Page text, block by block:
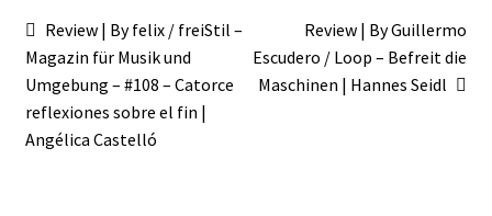
Beitragsnavigation
Vorheriger
Beitrag:
Review | By felix / freiStil –
Magazin für Musik und
Umgebung – #108 – Catorce
reflexiones sobre el fin |
Angélica Castelló
Nächster
Beitrag:
Review | By Guillermo
Escudero / Loop – Befreit die
Maschinen | Hannes Seidl